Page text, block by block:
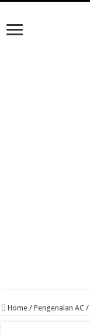
Home / Pengenalan AC /